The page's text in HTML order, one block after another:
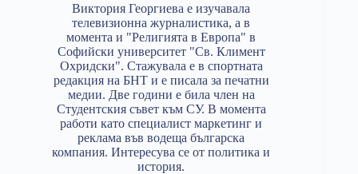
Виктория Георгиева е изучавала
телевизионна журналистика, а в
момента и "Религията в Европа" в
Софийски университет "Св. Климент
Охридски". Стажувала е в спортната
редакция на БНТ и е писала за печатни
медии. Две години е била член на
Студентския съвет към СУ. В момента
работи като специалист маркетинг и
реклама във водеща българска
компания. Интересува се от политика и
история.